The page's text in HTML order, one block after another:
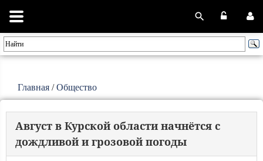
Главная /Общество
Август в Курской области начнётся с
дождливой и грозовой погоды